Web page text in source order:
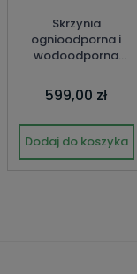
Skrzynia
ognioodporna i
wodoodporna
599,00 zł
Dodaj do koszyka